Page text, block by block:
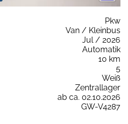
Pkw
Van / Kleinbus
Jul / 2026
Automatik
10 km
5
Weiß
Zentrallager
ab ca. 02.10.2026
GW-V4287